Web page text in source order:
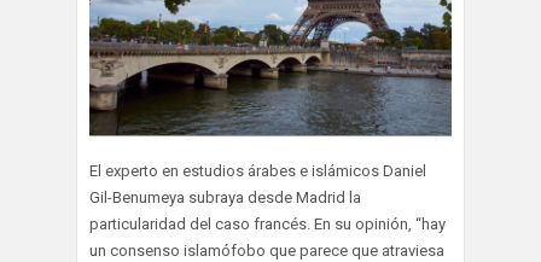
El experto en estudios árabes e islámicos Daniel
Gil-Benumeya subraya desde Madrid la
particularidad del caso francés. En su opinión, “hay
un consenso islamófobo que parece que atraviesa